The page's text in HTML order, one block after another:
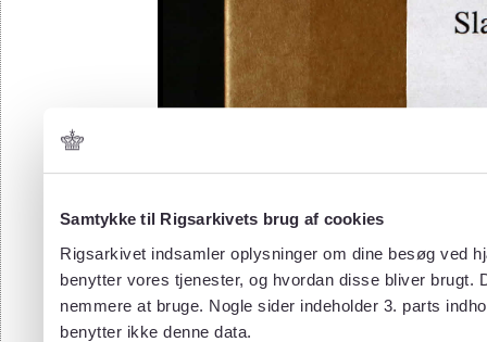
Samtykke til Rigsarkivets brug af cookies
Rigsarkivet indsamler oplysninger om dine besøg ved
benytter vores tjenester, og hvordan disse bliver
nemmere at bruge. Nogle sider indeholder 3. parts
benytter ikke denne data.